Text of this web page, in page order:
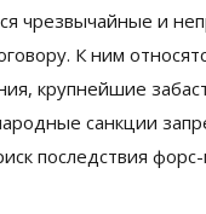
чрезвычайные и
К ним
крупнейшие
санкции
последствия